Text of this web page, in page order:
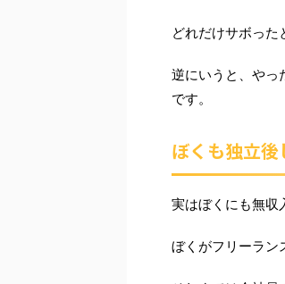
どれだけサボった
逆にいうと、やっ
です。
ぼくも独立
実はぼくにも無収
ぼくがフリーラン